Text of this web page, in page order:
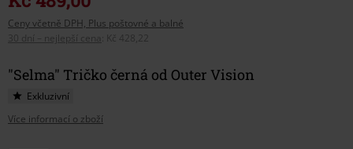
Ceny včetně DPH, Plus poštovné a balné
30 dní – nejlepší cena
Kč 428,22
"Selma" Tričko černá od Outer Vision
Exkluzivní
Více informací o zboží